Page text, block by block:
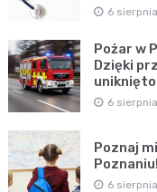
6
Pożar w
Dzięki
6
Poznaj
Poznaniu!
6